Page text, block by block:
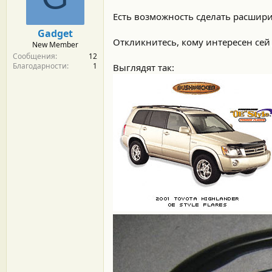
а
Gadget
New Member
Сообщения
12
Благодарности
1
Есть возможность сделать
Откликнитесь, кому интересен
Выглядят так: